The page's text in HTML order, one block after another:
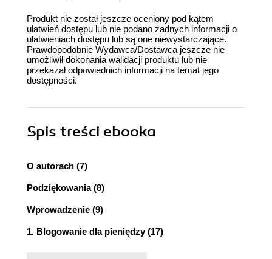
Produkt nie został jeszcze oceniony pod kątem
ułatwień dostępu lub nie podano żadnych informacji o
ułatwieniach dostępu lub są one niewystarczające.
Prawdopodobnie Wydawca/Dostawca jeszcze nie
umożliwił dokonania walidacji produktu lub nie
przekazał odpowiednich informacji na temat jego
dostępności.
Spis treści ebooka
O autorach (7)
Podziękowania (8)
Wprowadzenie (9)
1. Blogowanie dla pieniędzy (17)